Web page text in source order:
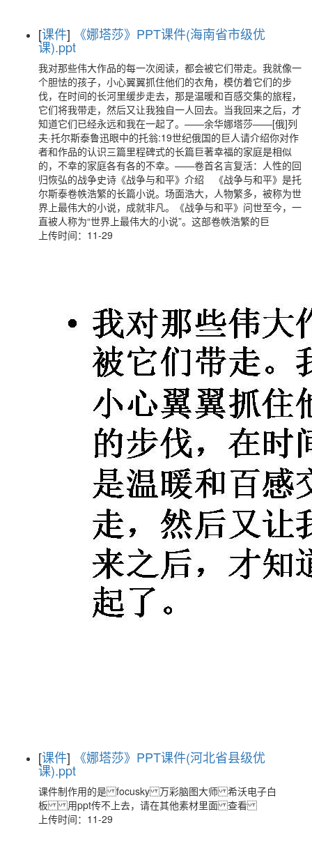
[课件] 《娜塔莎》PPT课件(海南省市级优
课).ppt
我对那些伟大作品的每一次阅读，都会被它们带走。我就像一
个胆怯的孩子，小心翼翼抓住他们的衣角，模仿着它们的步
伐，在时间的长河里缓步走去，那是温暖和百感交集的旅程，
它们将我带走，然后又让我独自一人回去。当我回来之后，才
知道它们已经永远和我在一起了。——余华娜塔莎——[俄]列
夫·托尔斯泰鲁迅眼中的托翁:19世纪俄国的巨人请介绍你对作
者和作品的认识三篇里程碑式的长篇巨著幸福的家庭是相似
的，不幸的家庭各有各的不幸。——卷首名言复活：人性的回
归恢弘的战争史诗《战争与和平》介绍 《战争与和平》是托
尔斯泰卷帙浩繁的长篇小说。场面浩大，人物繁多，被称为世
界上最伟大的小说，成就非凡。《战争与和平》问世至今，一
直被人称为“世界上最伟大的小说”。这部卷帙浩繁的巨
上传时间：11-29
[课件] 《娜塔莎》PPT课件(河北省县级优
课).ppt
课件制作用的是 focusky 万彩脑图大师 希沃电子白
板 用ppt传不上去，请在其他素材里面 查看
上传时间：11-29